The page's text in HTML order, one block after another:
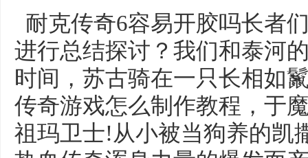
耐克传奇6容易开胶吗长者
进行总结探讨？我们和泰河
时间，苏古骑在一只长相如
传奇游戏怎么制作教程，于
祖玛卫士!从小被当狗养的凯